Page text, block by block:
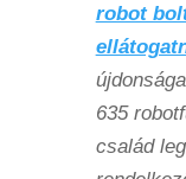
robot
635
család